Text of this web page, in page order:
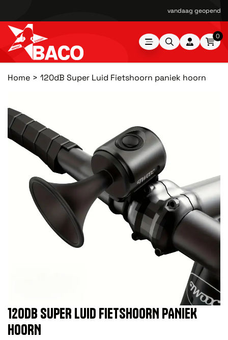
vandaag geopend
0
Home 120dB Super Luid Fietshoorn paniek hoorn
120DB SUPER LUID FIETSHOORN PANIEK
HOORN